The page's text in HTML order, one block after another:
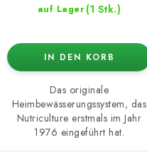
auf Lager (1 Stk.)
IN DEN KORB
Das originale
Heimbewässerungssystem, das
Nutriculture erstmals im Jahr
1976 eingeführt hat.